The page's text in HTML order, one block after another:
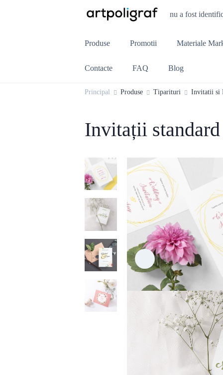
nu a fost
Produse Promotii Materiale
Contacte FAQ Blog
Principal Produse Tiparituri Invitatii si
Invitații standard